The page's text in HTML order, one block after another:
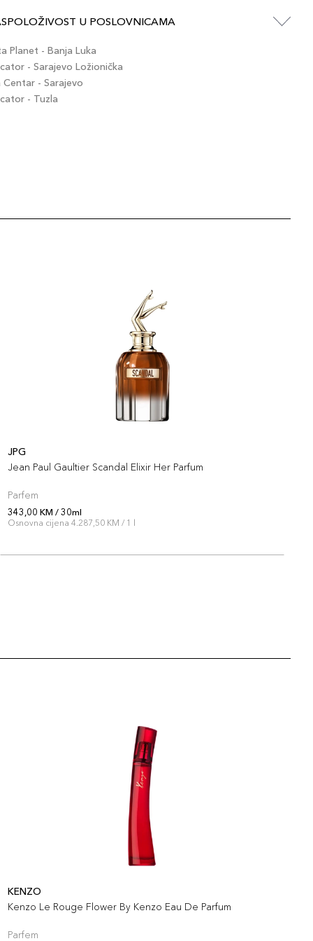
U POSLOVNICAMA
Planet - Banja Luka
- Sarajevo Ložionička
Centar - Sarajevo
- Tuzla
JPG
Jean Paul Gaultier Scandal Elixir Her Parfum
Parfem
343,00 KM / 30ml
Osnovna cijena 4.287,50 KM / 1 l
KENZO
Kenzo Le Rouge Flower By Kenzo Eau De Parfum
Parfem